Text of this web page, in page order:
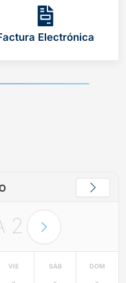
Electrónica
2
VIE SÁB DOM